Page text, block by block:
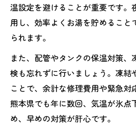
温設定を避けることが重要です。
用し、効率よくお湯を貯めること
られます。
また、配管やタンクの保温対策、
検も忘れずに行いましょう。凍結
ことで、余計な修理費用や緊急対
熊本県でも年に数回、気温が氷点
め、早めの対策が肝心です。